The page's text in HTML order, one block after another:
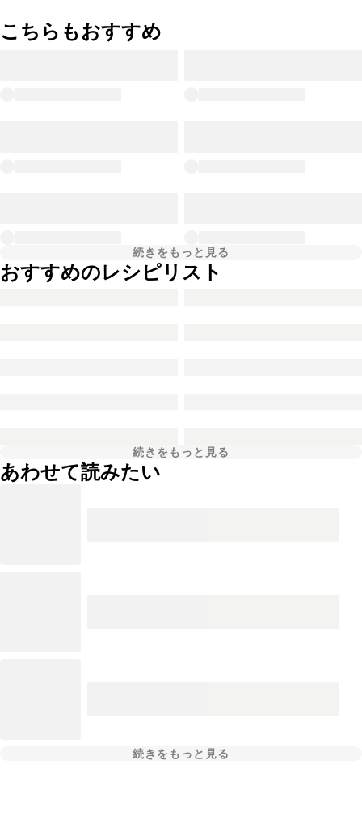
こちらもおすすめ
続きをもっと見る
おすすめのレシピリスト
続きをもっと見る
あわせて読みたい
続きをもっと見る